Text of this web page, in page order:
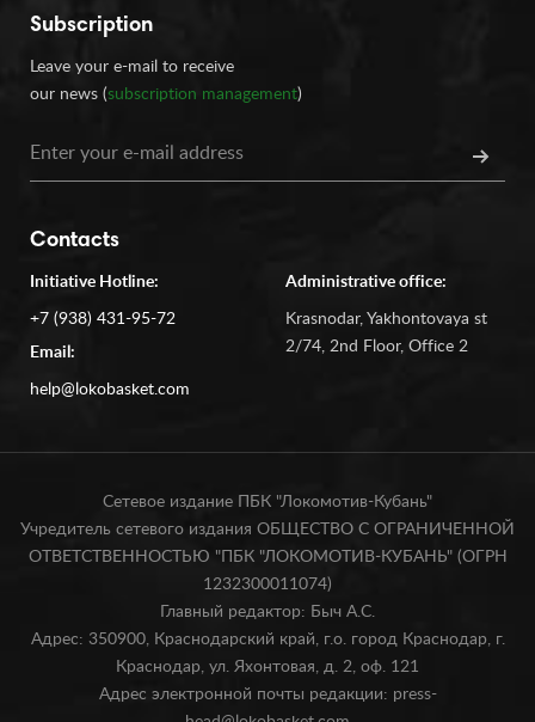
Subscription
Leave your e-mail to receive
our news (subscription management)
Contacts
Initiative Hotline:
+7 (938) 431-95-72
Email:
help@lokobasket.com
Administrative office:
Krasnodar, Yakhontovaya st
2/74, 2nd Floor, Office 2
Сетевое издание ПБК "Локомотив-Кубань"
Учредитель сетевого издания ОБЩЕСТВО С ОГРАНИЧЕННОЙ
ОТВЕТСТВЕННОСТЬЮ "ПБК "ЛОКОМОТИВ-КУБАНЬ" (ОГРН
1232300011074)
Главный редактор: Быч А.С.
Адрес: 350900, Краснодарский край, г.о. город Краснодар, г.
Краснодар, ул. Яхонтовая, д. 2, оф. 121
Адрес электронной почты редакции: press-